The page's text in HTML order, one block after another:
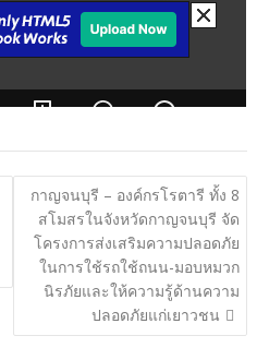
กาญจนบุรี – องค์กรโรตารี ทั้ง 8
สโมสรในจังหวัดกาญจนบุรี จัด
โครงการส่งเสริมความปลอดภัย
ในการใช้รถใช้ถนน-มอบหมวก
นิรภัยและให้ความรู้ด้านความ
ปลอดภัยแก่เยาวชน